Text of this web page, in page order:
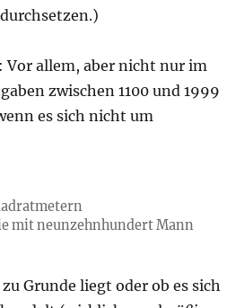
Vor allem, aber nicht nur im
zwischen 1100 und 1999
es sich nicht um
mit neunzehnhundert Mann
Grunde liegt oder ob es sich